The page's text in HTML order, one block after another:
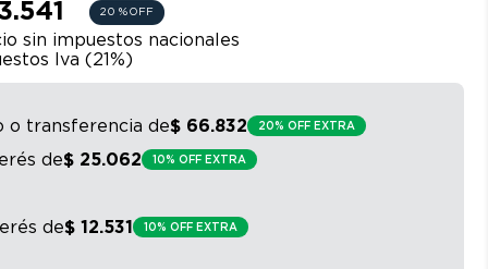
20 % OFF
sin impuestos nacionales
Iva (21%)
o transferencia de$ 66.832 20% OFF EXTRA
de$ 25.062 10% OFF EXTRA
de$ 12.531 10% OFF EXTRA